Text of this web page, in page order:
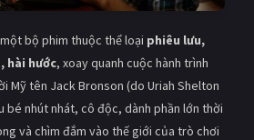
Trung Quốc - Hồng Kông
Nhật Bản
Việt Nam
bộ phim thuộc thể loại phiêu lưu,
hài hước, xoay quanh cuộc hành trình
Mỹ tên Jack Bronson (do Uriah Shelton
bé nhút nhát, cô độc, dành phần lớn thời
và chìm đắm vào thế giới của trò chơi